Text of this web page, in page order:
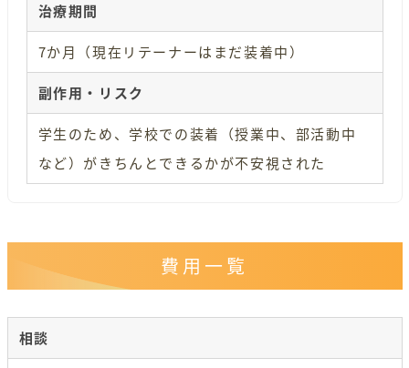
治療期間
7か月（現在リテーナーはまだ装着中）
副作用・リスク
学生のため、学校での装着（授業中、部活動中
など）がきちんとできるかが不安視された
費用一覧
相談